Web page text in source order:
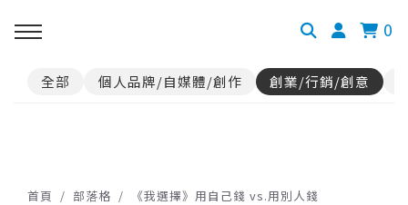
0
全部 個人品牌/自媒體/創作 創業/行銷/創意
首頁 部落格 《我選擇》用自己錢 vs.用別人錢